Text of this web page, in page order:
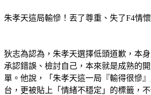
朱孝天這局輸慘！丟了尊重、失了F4情懷
狄志為認為，朱孝天選擇低頭道歉，本
承認錯誤、檢討自己，本來就是成熟的
單。他說，「朱孝天這一局『輸得很慘
台，更被貼上「情緒不穩定」的標籤，